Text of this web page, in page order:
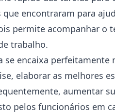
encontraram para
permite acompanhar
trabalho.
se encaixa
elaborar as melhores
aumentar
pelos funcionários em